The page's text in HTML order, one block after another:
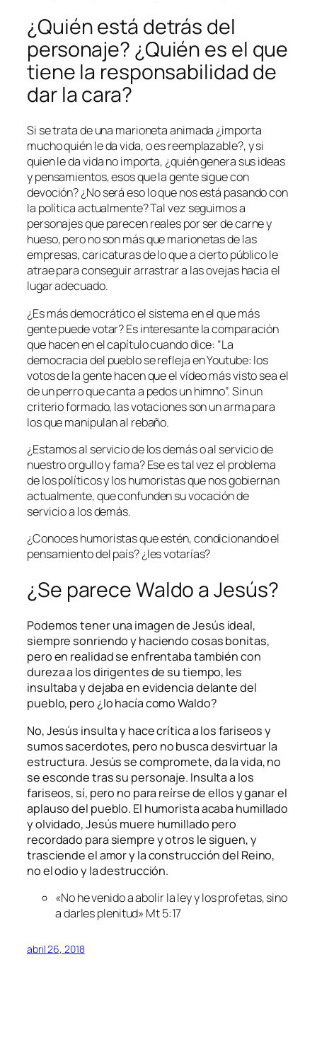
¿Quién está detrás del
personaje? ¿Quién es el que
tiene la responsabilidad de
dar la cara?
Si se trata de una marioneta animada ¿importa
mucho quién le da vida, o es reemplazable?, y si
quien le da vida no importa, ¿quién genera sus ideas
y pensamientos, esos que la gente sigue con
devoción? ¿No será eso lo que nos está pasando con
la política actualmente? Tal vez seguimos a
personajes que parecen reales por ser de carne y
hueso, pero no son más que marionetas de las
empresas, caricaturas de lo que a cierto público le
atrae para conseguir arrastrar a las ovejas hacia el
lugar adecuado.
¿Es más democrático el sistema en el que más
gente puede votar? Es interesante la comparación
que hacen en el capítulo cuando dice: “La
democracia del pueblo se refleja en Youtube: los
votos de la gente hacen que el vídeo más visto sea el
de un perro que canta a pedos un himno”. Sin un
criterio formado, las votaciones son un arma para
los que manipulan al rebaño.
¿Estamos al servicio de los demás o al servicio de
nuestro orgullo y fama? Ese es tal vez el problema
de los políticos y los humoristas que nos gobiernan
actualmente, que confunden su vocación de
servicio a los demás.
¿Conoces humoristas que estén, condicionando el
pensamiento del país? ¿les votarías?
¿Se parece Waldo a Jesús?
Podemos tener una imagen de Jesús ideal,
siempre sonriendo y haciendo cosas bonitas,
pero en realidad se enfrentaba también con
dureza a los dirigentes de su tiempo, les
insultaba y dejaba en evidencia delante del
pueblo, pero ¿lo hacía como Waldo?
No, Jesús insulta y hace crítica a los fariseos y
sumos sacerdotes, pero no busca desvirtuar la
estructura. Jesús se compromete, da la vida, no
se esconde tras su personaje. Insulta a los
fariseos, sí, pero no para reírse de ellos y ganar el
aplauso del pueblo. El humorista acaba humillado
y olvidado, Jesús muere humillado pero
recordado para siempre y otros le siguen, y
trasciende el amor y la construcción del Reino,
no el odio y la destrucción.
«No he venido a abolir la ley y los profetas, sino
a darles plenitud» Mt 5:17
abril 26, 2018